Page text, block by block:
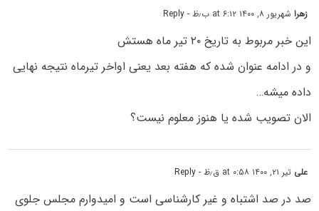
زهراشهریور ۸, ۱۴۰۰ at ۶:۱۲ ب٫ظ - Reply
این خبر مربوط به تاریخ ۲۰ تیر ماه هستش
و در ادامه عنوان شده که هفته بعد یعنی اواخر تیرماه نتیجه نهایی
داده میشه…
الان تصویب شده یا هنوز معلوم نیست؟
علی تیر ۲۱, ۱۴۰۰ at ۰:۵۸ ق٫ظ - Reply
صد در صد اشتباه و غیر کارشناسی است و امیدوارم مجلس جلوی